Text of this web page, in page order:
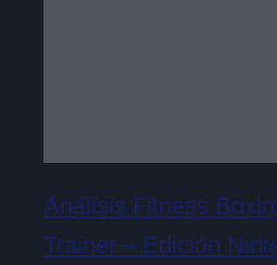
Análisis Fitness
Trainer – Edición